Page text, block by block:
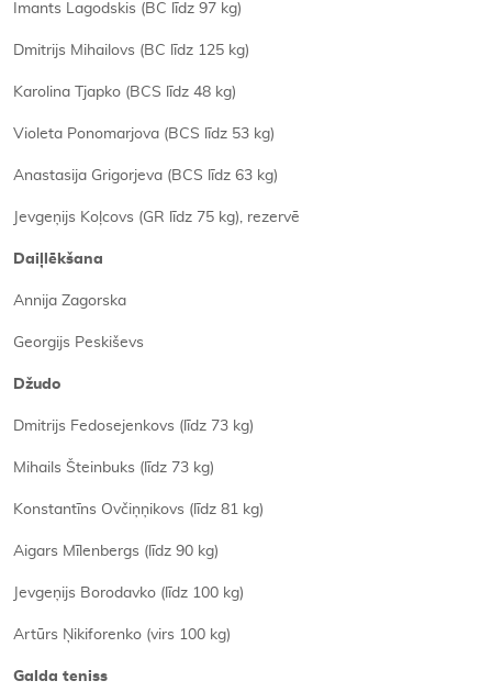
Imants Lagodskis (BC līdz 97 kg)
Dmitrijs Mihailovs (BC līdz 125 kg)
Karolina Tjapko (BCS līdz 48 kg)
Violeta Ponomarjova (BCS līdz 53 kg)
Anastasija Grigorjeva (BCS līdz 63 kg)
Jevgeņijs Koļcovs (GR līdz 75 kg), rezervē
Daiļlēkšana
Annija Zagorska
Georgijs Peskiševs
Džudo
Dmitrijs Fedosejenkovs (līdz 73 kg)
Mihails Šteinbuks (līdz 73 kg)
Konstantīns Ovčiņņikovs (līdz 81 kg)
Aigars Mīlenbergs (līdz 90 kg)
Jevgeņijs Borodavko (līdz 100 kg)
Artūrs Ņikiforenko (virs 100 kg)
Galda teniss